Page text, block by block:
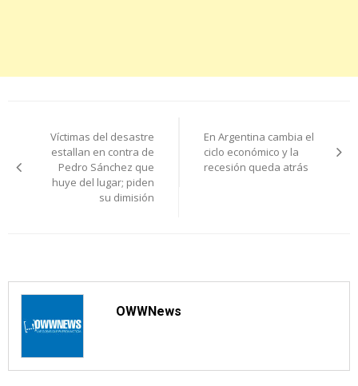
entradas
Víctimas del desastre
estallan en contra de
Pedro Sánchez que
huye del lugar; piden
su dimisión
En Argentina cambia el
ciclo económico y la
recesión queda atrás
OWWNews